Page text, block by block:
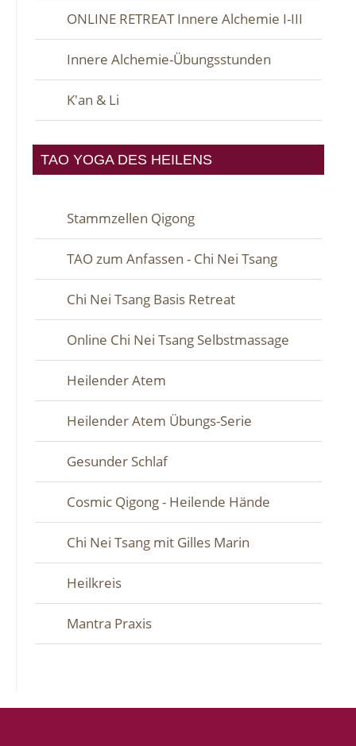
ONLINE RETREAT Innere Alchemie I-III
Innere Alchemie-Übungsstunden
K'an & Li
TAO YOGA DES HEILENS
Stammzellen Qigong
TAO zum Anfassen - Chi Nei Tsang
Chi Nei Tsang Basis Retreat
Online Chi Nei Tsang Selbstmassage
Heilender Atem
Heilender Atem Übungs-Serie
Gesunder Schlaf
Cosmic Qigong - Heilende Hände
Chi Nei Tsang mit Gilles Marin
Heilkreis
Mantra Praxis